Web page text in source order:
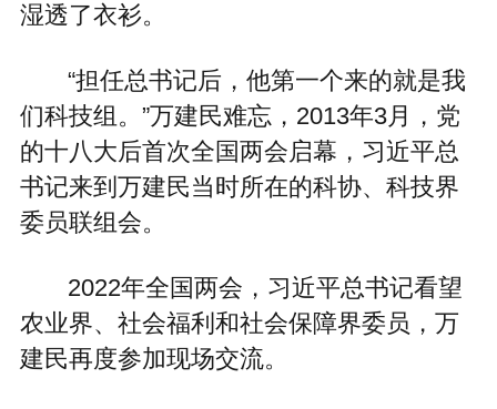
湿透了衣衫。
“担任总书记后，他第一个来的就是我
们科技组。”万建民难忘，2013年3月，党
的十八大后首次全国两会启幕，习近平总
书记来到万建民当时所在的科协、科技界
委员联组会。
2022年全国两会，习近平总书记看望
农业界、社会福利和社会保障界委员，万
建民再度参加现场交流。